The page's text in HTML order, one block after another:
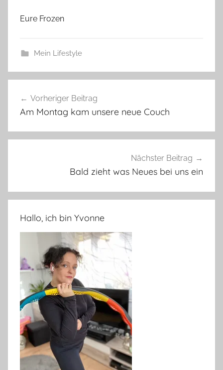
Eure Frozen
Mein Lifestyle
Vorheriger Beitrag
Am Montag kam unsere neue Couch
Nächster Beitrag
Bald zieht was Neues bei uns ein
Hallo, ich bin Yvonne